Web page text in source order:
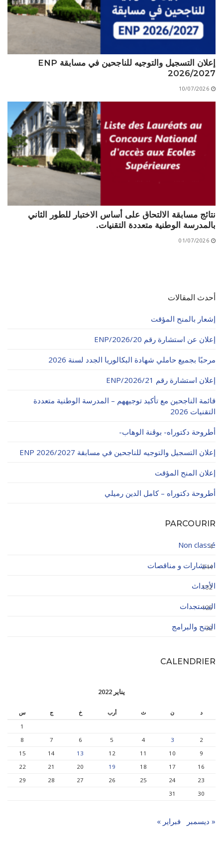
الأقــســــام الـتـحــضـيـريـــة
البرنامج الدراسي
عروض التكوين
الشهادات
ميثاق الأداب والأخلاقيات الجامعية
إعلان التسجيل والتوجيه للناجحين في مسابقة ENP
2026/2027
10/07/2026
نتائج مسابقة الالتحاق على أساس الاختبار للطور الثاني
بالمدرسة الوطنية متعددة التقنيات.
01/07/2026
أحدث المقالات
إشعار بالمنح المؤقت
إعلان عن استشارة رقم 20/ENP/2026
مرحبًا بجميع حاملي شهادة البكالوريا الجدد لسنة 2026
إعلان استشارة رقم 21/ENP/2026
قائمة الناجحين مع تأكيد توجيههم – المدرسة الوطنية متعددة
التقنيات 2026
أطروحة دكتوراه- بوڨنة الوهاب-
إعلان التسجيل والتوجيه للناجحين في مسابقة ENP 2026/2027
إعلان المنح المؤقت
أطروحة دكتوراه – كامل الدين رميلي
PARCOURIR
Non classé
4
استشارات و مناقصات
244
الأحداث
132
المستجدات
125
المنح والبرامج
32
CALENDRIER
يناير 2022
د ن ث أرب خ ج
س
1
2
3
4
5
6
7
8
9
10
11
12
13
14
15
16
17
18
19
20
21
22
23
24
25
26
27
28
29
30
31
« ديسمبر فبراير »